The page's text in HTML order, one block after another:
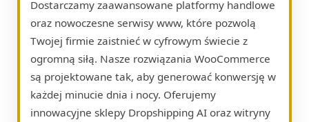
Dostarczamy zaawansowane platformy handlowe
oraz nowoczesne serwisy www, które pozwolą
Twojej firmie zaistnieć w cyfrowym świecie z
ogromną siłą. Nasze rozwiązania WooCommerce
są projektowane tak, aby generować konwersję w
każdej minucie dnia i nocy. Oferujemy
innowacyjne sklepy Dropshipping AI oraz witryny